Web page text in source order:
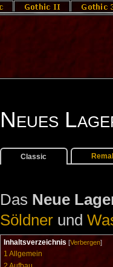
Neues
Classic
Das Neue
Söldnerund
Inhaltsverzeichnis [Verbergen]
1 Allgemein